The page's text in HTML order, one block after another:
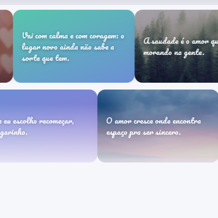
calma e com coragem: o
ainda não sabe a
que tem.
A saudade é o amor que fica
morando na gente.
Hoje eu escolho recomeçar,
devagarinho.
O amor cresce onde
espaço pra ser sincero.